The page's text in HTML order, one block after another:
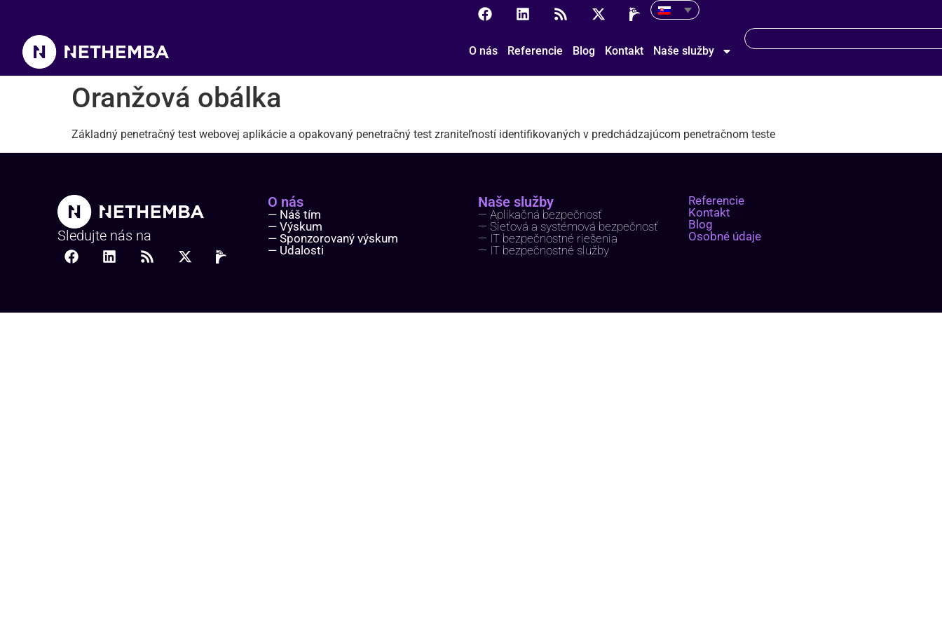
O nás Referencie Blog Kontakt Naše služby
Oranžová obálka
Základný penetračný test webovej aplikácie a opakovaný penetračný test zraniteľností identifikovaných v predchádzajúcom penetračnom teste
Sledujte nás na
O nás
— Náš tím
— Výskum
— Sponzorovaný výskum
— Udalosti
Naše služby
— Aplikačná bezpečnosť
— Sieťová a systémová bezpečnosť
— IT bezpečnostné riešenia
— IT bezpečnostné služby
Referencie
Kontakt
Blog
Osobné údaje